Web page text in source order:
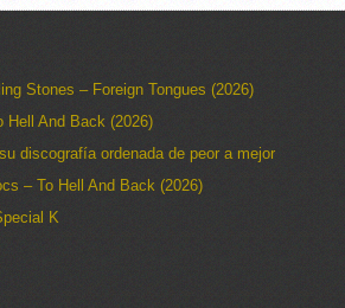
Stones – Foreign Tongues (2026)
Hell And Back (2026)
discografía ordenada de peor a mejor
– To Hell And Back (2026)
K